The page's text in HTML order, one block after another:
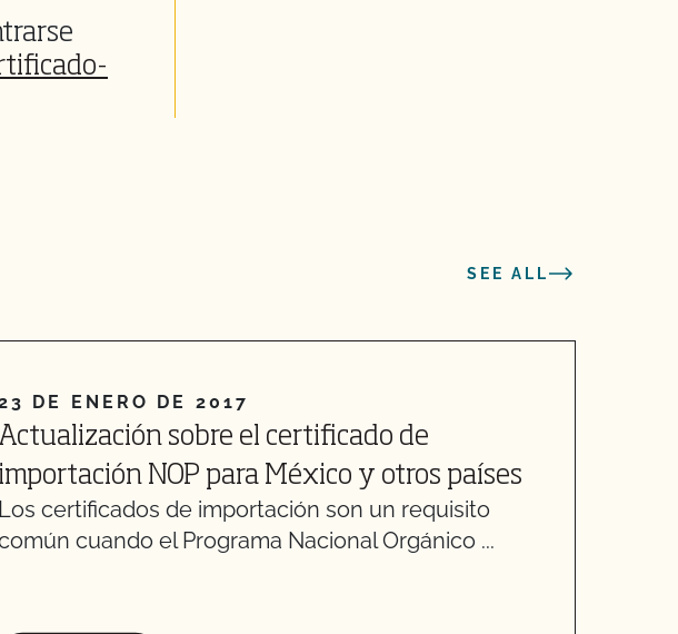
SEE ALL
DE ENERO DE 2017
Actualización sobre el certificado de
importación NOP para México y otros países
Los certificados de importación son un requisito
cuando el Programa Nacional Orgánico ...